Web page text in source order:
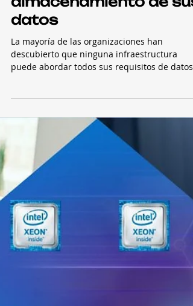
13 ene 2021
Negocios
Sector empresarial
enfrenta retos en el
datos
La mayoría de las organizaciones han
descubierto que ninguna infraestructura
puede abordar todos sus requisitos de datos
al mismo...